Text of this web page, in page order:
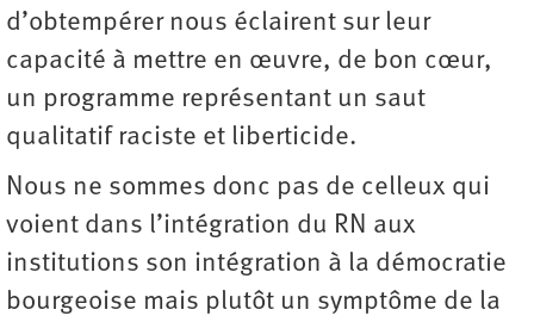
d’obtempérer nous éclairent sur leur
capacité à mettre en œuvre, de bon cœur,
un programme représentant un saut
qualitatif raciste et liberticide.
Nous ne sommes donc pas de celleux qui
voient dans l’intégration du RN aux
institutions son intégration à la démocratie
bourgeoise mais plutôt un symptôme de la